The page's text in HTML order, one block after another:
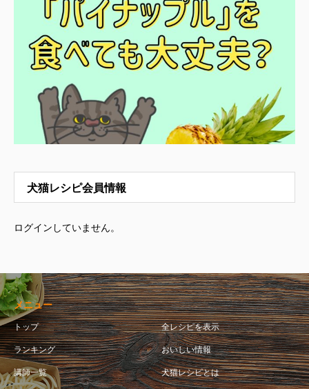
犬猫レシピ会員情報
ログインしていません。
メニュー
トップ 全レシピを表示
ランキング おいしい情報
講師一覧 犬猫レシピとは